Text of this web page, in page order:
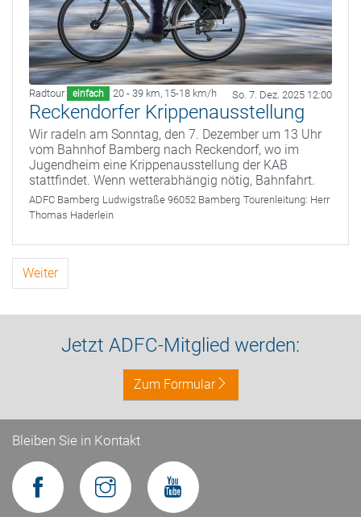
Radtour einfach 20 - 39 km, 15-18 km/h So. 7. Dez. 2025 12:00
Reckendorfer Krippenausstellung
Wir radeln am Sonntag, den 7. Dezember um 13 Uhr
vom Bahnhof Bamberg nach Reckendorf, wo im
Jugendheim eine Krippenausstellung der KAB
stattfindet. Wenn wetterabhängig nötig, Bahnfahrt.
ADFC Bamberg Ludwigstraße 96052 Bamberg Tourenleitung: Herr
Thomas Haderlein
Weiter
Jetzt ADFC-Mitglied werden:
Zum Formular
Bleiben Sie in Kontakt